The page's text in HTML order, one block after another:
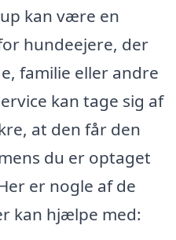
kan være en
hundeejere, der
familie eller andre
kan tage sig af
at den får den
du er optaget
er nogle af de
kan hjælpe med: